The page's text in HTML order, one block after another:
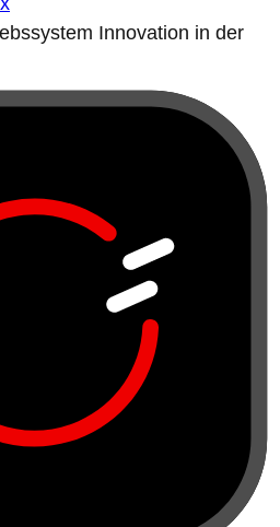
Innovation in der